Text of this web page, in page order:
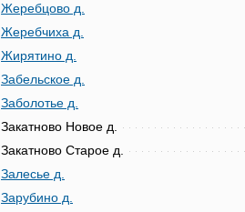
Жеребцово д.
Жеребчиха д.
Жирятино д.
Забельское д.
Заболотье д.
Закатново Новое д.
Закатново Старое д.
Залесье д.
Зарубино д.